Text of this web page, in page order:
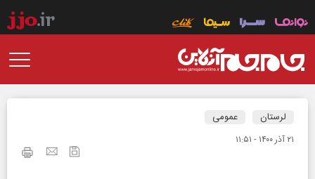
لرستان عمومی
۲۱ آذر ۱۴۰۰ - ۱۱:۵۱